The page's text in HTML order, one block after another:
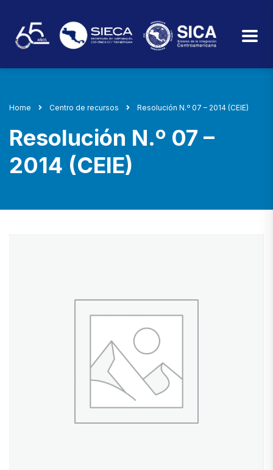
Home Centro de recursos Resolución N.º 07 – 2014 (CEIE)
Resolución N.º 07 –
2014 (CEIE)